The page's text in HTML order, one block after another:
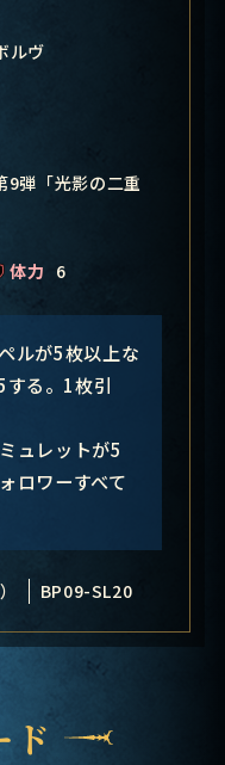
ルヴ
9弾「光影の二重
体力 6
ルが5枚以上な
する。1枚引
ュレットが5
ロワーすべて
BP09-SL20
ド